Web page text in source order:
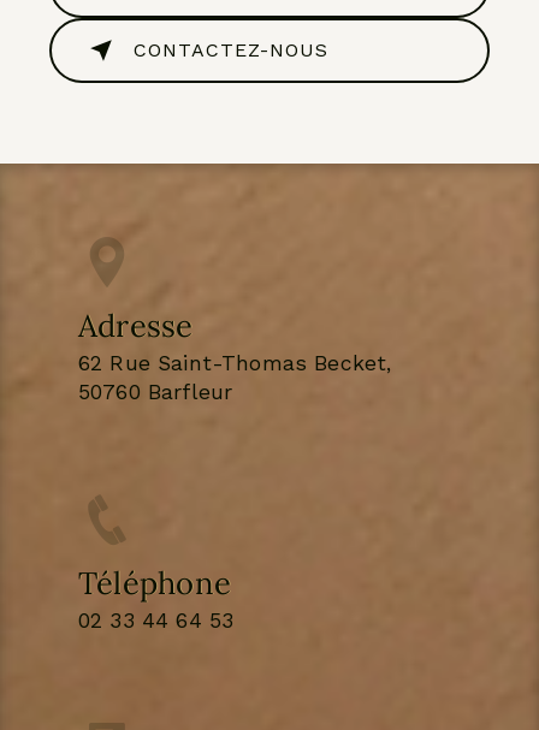
CONTACTEZ-NOUS
Adresse
62 Rue Saint-Thomas Becket,
50760 Barfleur
Téléphone
02 33 44 64 53